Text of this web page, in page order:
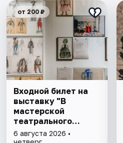
от 200 ₽
Входной билет на
выставку "В
мастерской
театрального
художника"
6 августа 2026 •